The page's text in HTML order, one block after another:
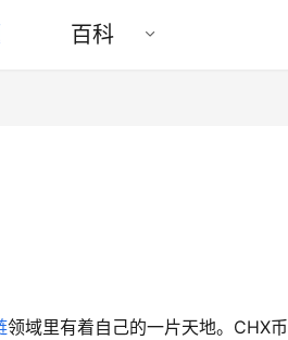
百科
领域里有着自己的一片天地。CHX币